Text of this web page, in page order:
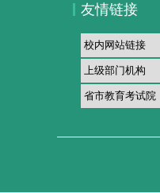
友情链接